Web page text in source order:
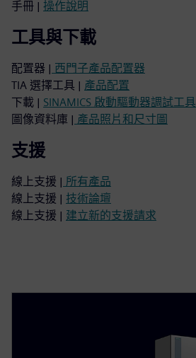
手冊 | 操作說明
工具與下載
配置器 | 西門子產品配置器
TIA 選擇工具 | 產品配置
下載 | SINAMICS 啟動驅動器調試工具
圖像資料庫 | 產品照片和尺寸圖
支援
線上支援 | 所有產品
線上支援 | 技術論壇
線上支援 | 建立新的支援請求